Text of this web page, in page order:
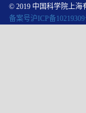
© 2019 中国科学院上海
备案号沪ICP备10219309